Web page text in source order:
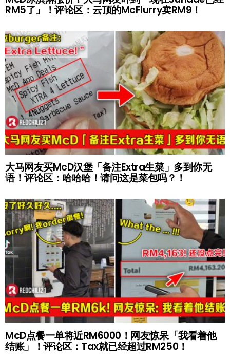
RM5了」！评论区：云顶的McFlurry卖RM9！
大马网友买McD汉堡「备注Extra生菜」多到你无
语！评论区：哈哈哈！请问这是菜包吗？！
McD点餐一单将近RM6000！网友惊呆「我看着他
结账」！评论区：Tax就已经超过RM250！